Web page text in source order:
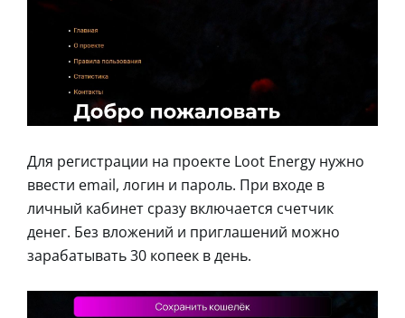
Для регистрации на проекте Loot Energy нужно
ввести email, логин и пароль. При входе в
личный кабинет сразу включается счетчик
денег. Без вложений и приглашений можно
зарабатывать 30 копеек в день.